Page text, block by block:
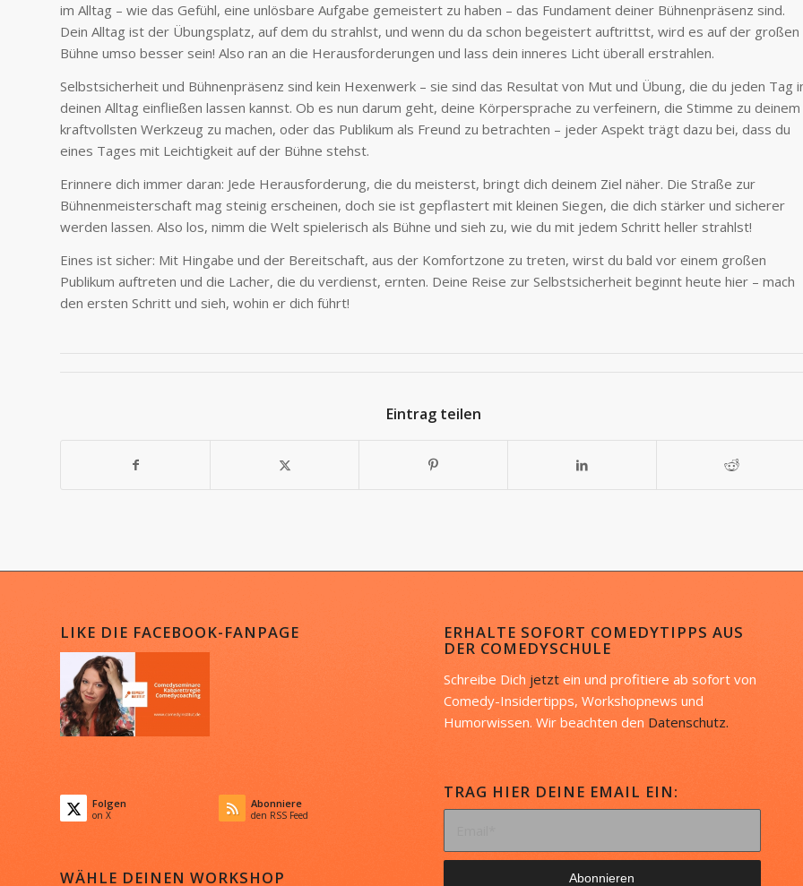
im Alltag – wie das Gefühl, eine unlösbare Aufgabe gemeistert zu haben – das Fundament deiner Bühnenpräsenz sind.
Dein Alltag ist der Übungsplatz, auf dem du strahlst, und wenn du da schon begeistert auftrittst, wird es auf der großen
Bühne umso besser sein! Also ran an die Herausforderungen und lass dein inneres Licht überall erstrahlen.
Selbstsicherheit und Bühnenpräsenz sind kein Hexenwerk – sie sind das Resultat von Mut und Übung, die du jeden Tag
deinen Alltag einfließen lassen kannst. Ob es nun darum geht, deine Körpersprache zu verfeinern, die Stimme zu deinem
kraftvollsten Werkzeug zu machen, oder das Publikum als Freund zu betrachten – jeder Aspekt trägt dazu bei, dass du
eines Tages mit Leichtigkeit auf der Bühne stehst.
Erinnere dich immer daran: Jede Herausforderung, die du meisterst, bringt dich deinem Ziel näher. Die Straße zur
Bühnenmeisterschaft mag steinig erscheinen, doch sie ist gepflastert mit kleinen Siegen, die dich stärker und sicherer
werden lassen. Also los, nimm die Welt spielerisch als Bühne und sieh zu, wie du mit jedem Schritt heller strahlst!
Eines ist sicher: Mit Hingabe und der Bereitschaft, aus der Komfortzone zu treten, wirst du bald vor einem großen
Publikum auftreten und die Lacher, die du verdienst, ernten. Deine Reise zur Selbstsicherheit beginnt heute hier – mach
den ersten Schritt und sieh, wohin er dich führt!
Eintrag teilen
LIKE DIE FACEBOOK-FANPAGE
Folgen
on X
Abonniere
den RSS Feed
WÄHLE DEINEN WORKSHOP
ERHALTE SOFORT COMEDYTIPPS AUS
DER COMEDYSCHULE
Schreibe Dich jetztein und profitiere ab sofort von
Comedy-Insidertipps, Workshopnews und
Humorwissen. Wir beachten den Datenschutz.
TRAG HIER DEINE EMAIL EIN: